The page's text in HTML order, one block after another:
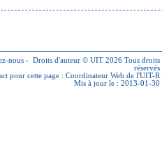
nous - Droits d'auteur © UIT 2026 Tous droits
réservés
pour cette page : Coordinateur Web de l'UIT-R
Mis à jour le : 2013-01-30